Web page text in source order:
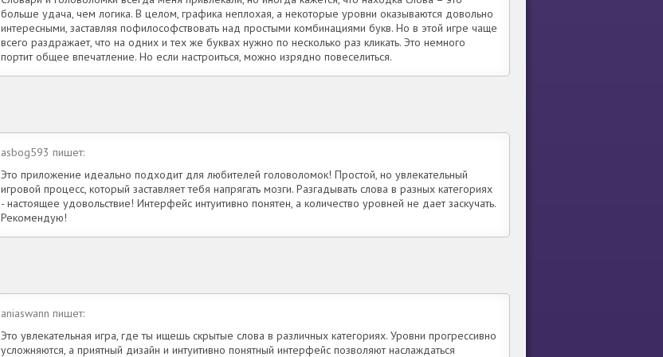
больше удача, чем логика. В целом, графика неплохая, а некоторые уровни оказываются довольно
интересными, заставляя пофилософствовать над простыми комбинациями букв. Но в этой игре чаще
всего раздражает, что на одних и тех же буквах нужно по несколько раз кликать. Это немного
портит общее впечатление. Но если настроиться, можно изрядно повеселиться.
asbog593 пишет:
Это приложение идеально подходит для любителей головоломок! Простой, но увлекательный
игровой процесс, который заставляет тебя напрягать мозги. Разгадывать слова в разных категориях
- настоящее удовольствие! Интерфейс интуитивно понятен, а количество уровней не дает заскучать.
Рекомендую!
aniaswann пишет:
Это увлекательная игра, где ты ищешь скрытые слова в различных категориях. Уровни прогрессивно
усложняются, а приятный дизайн и интуитивно понятный интерфейс позволяют наслаждаться